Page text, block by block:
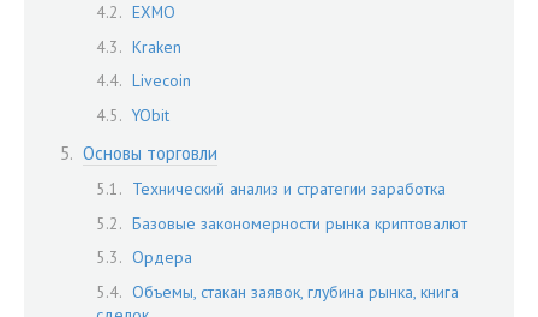
EXMO
Kraken
Livecoin
YObit
Основы торговли
Технический анализ и стратегии заработка
Базовые закономерности рынка криптовалют
Ордера
Объемы, стакан заявок, глубина рынка, книга